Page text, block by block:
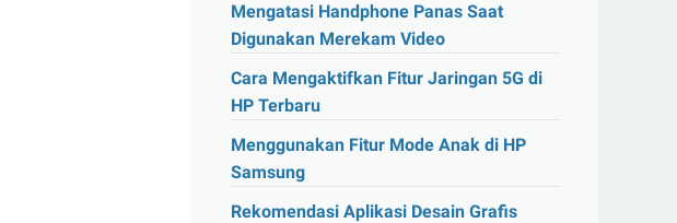
Mengatasi Handphone Panas Saat
Digunakan Merekam Video
Cara Mengaktifkan Fitur Jaringan 5G di
HP Terbaru
Menggunakan Fitur Mode Anak di HP
Samsung
Rekomendasi Aplikasi Desain Grafis